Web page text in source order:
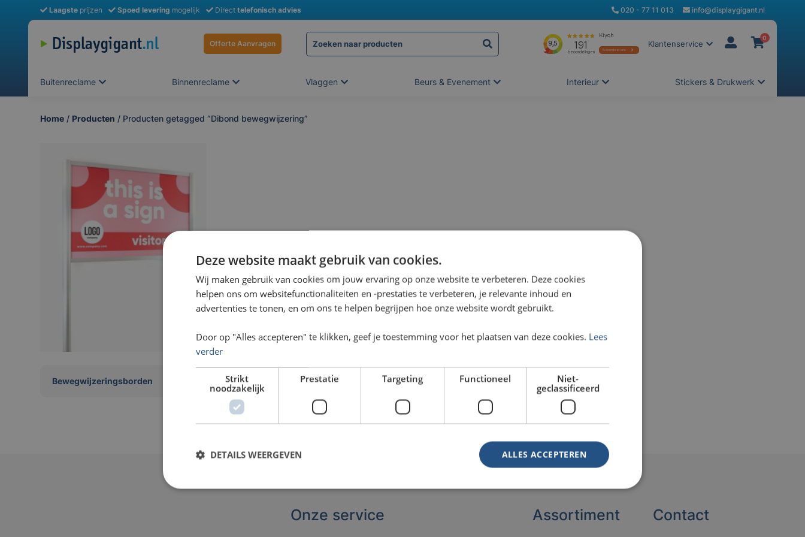
Laagste prijzen Spoed levering mogelijk Directtelefonisch advies 020 - 77 11 013 info@displaygigant.nl
Offerte Aanvragen Klantenservice
0
Buitenreclame Binnenreclame Vlaggen Beurs & Evenement Interieur Stickers & Drukwerk
Home / Producten / Producten getagged “Dibond bewegwijzering”
Bewegwijzeringsborden
Onze service Assortiment Contact
Deze website maakt gebruik van cookies.
Wij maken gebruik van cookies om jouw ervaring op onze website te verbeteren. Deze cookies
helpen ons om websitefunctionaliteiten en -prestaties te verbeteren, je relevante inhoud en
advertenties te tonen, en om ons te helpen begrijpen hoe onze website wordt gebruikt.
Door op "Alles accepteren" te klikken, geef je toestemming voor het plaatsen van deze cookies. Lees
verder
Strikt
noodzakelijk
Prestatie Targeting Functioneel
Niet-
geclassificeerd
ALLES ACCEPTEREN
DETAILS WEERGEVEN